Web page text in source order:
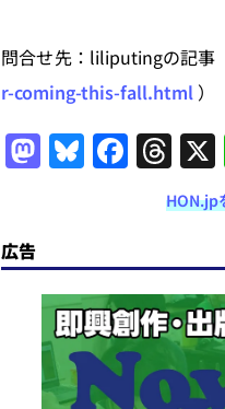
問合せ先：liliputingの記事
r-coming-this-fall.html ）
M
a
o
d
o
n
Bl
u
s
k
y
F
a
e
b
o
o
k
T
h
re
a
d
s
HON.jp
広告